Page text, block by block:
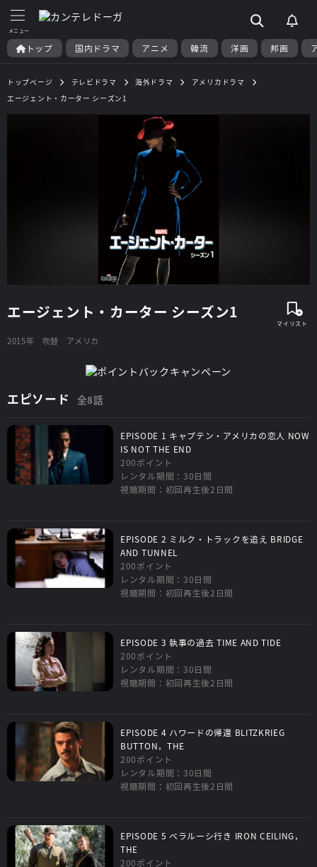
トップ 国内ドラマ アニメ 韓流 洋画 邦画
トップページ テレビドラマ 海外ドラマ
アメリカドラマ
エージェント・カーター シーズン1
エージェント・カーター シーズン1
2015年 吹替 アメリカ
エピソード 全8話
EPISODE 1 キャプテン・アメリカの恋人 NOW
IS NOT THE END
200ポイント
レンタル期間：30日間
視聴期間：初回再生後2日間
EPISODE 2 ミルク・トラックを追え BRIDGE
AND TUNNEL
200ポイント
レンタル期間：30日間
視聴期間：初回再生後2日間
EPISODE 3 執事の過去 TIME AND TIDE
200ポイント
レンタル期間：30日間
視聴期間：初回再生後2日間
EPISODE 4 ハワードの帰還 BLITZKRIEG
BUTTON，THE
200ポイント
レンタル期間：30日間
視聴期間：初回再生後2日間
EPISODE 5 ベラルーシ行き IRON CEILING，
THE
200ポイント